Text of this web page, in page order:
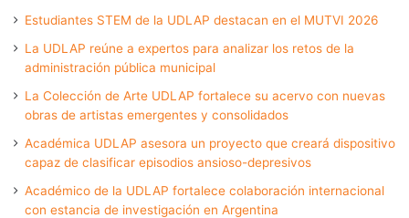
Estudiantes STEM de la UDLAP destacan en el MUTVI 2026
La UDLAP reúne a expertos para analizar los retos de la
administración pública municipal
La Colección de Arte UDLAP fortalece su acervo con nuevas
obras de artistas emergentes y consolidados
Académica UDLAP asesora un proyecto que creará dispositivo
capaz de clasificar episodios ansioso-depresivos
Académico de la UDLAP fortalece colaboración internacional
con estancia de investigación en Argentina